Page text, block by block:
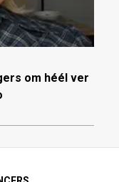
om héél ver